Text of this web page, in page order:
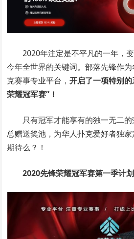
2020年注定是不平凡的一年，
今年全世界的关键词。部落先锋作
克赛事专业平台，开启了一项特别
荣耀冠军赛”！
只有冠军才能享有的独一无二
总赠送奖池，为华人扑克爱好者独
期待么？！
2020先锋荣耀冠军赛第一季计